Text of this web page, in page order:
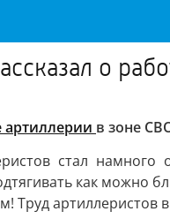
о
артиллерии в зоне
стал
как
артиллеристов